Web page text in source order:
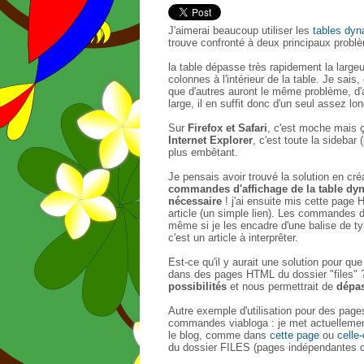
J'aimerai beaucoup utiliser les tables
trouve confronté à deux principaux
la table dépasse très rapidement la
colonnes à l'intérieur de la table. Je
que d'autres auront le même problème,
large, il en suffit donc d'un seul assez
Sur Firefox et Safari , c'est moche
Internet Explorer , c'est toute la
plus embêtant.
Je pensais avoir trouvé la solution en
commandes d'affichage de la table
nécessaire ! j'ai ensuite mis cette page
article (un simple lien). Les commandes
même si je les encadre d'une balise de
c'est un article à interprêter.
Est-ce qu'il y aurait une solution pour
dans des pages HTML du dossier "files"
possibilités et nous permettrait de
Autre exemple d'utilisation pour des
commandes viabloga : je met
le blog, comme dans cette page ou
du dossier FILES (pages indépendantes